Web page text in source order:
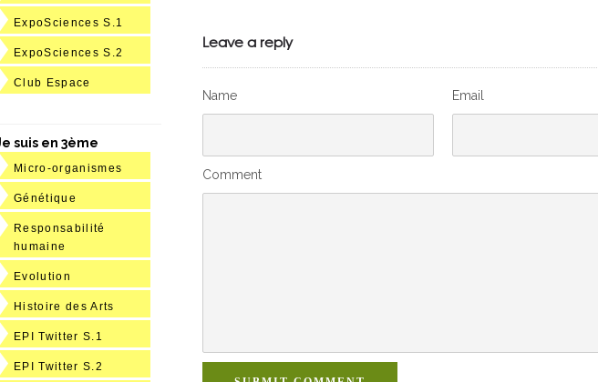
Leave a reply
Name Email
Comment
ExpoSciences S.1
ExpoSciences S.2
Club Espace
suis en 3ème
Micro-organismes
Génétique
Responsabilité
humaine
Evolution
Histoire des Arts
EPI Twitter S.1
EPI Twitter S.2